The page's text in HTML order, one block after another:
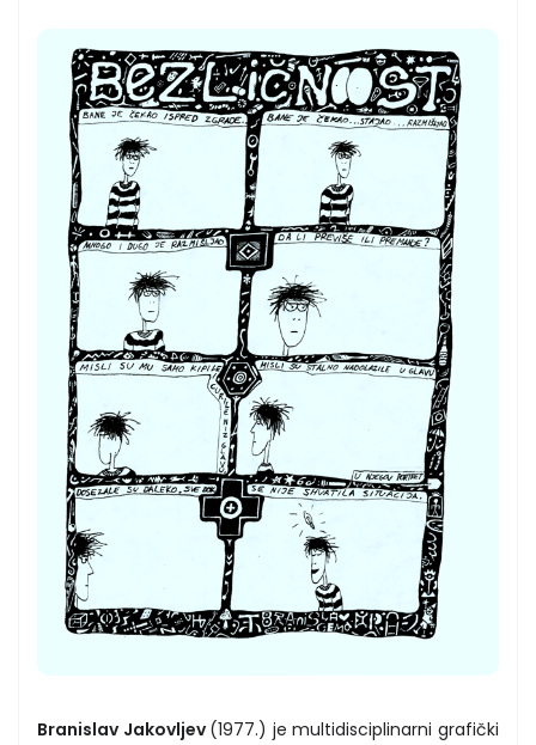
Branislav Jakovljev (1977.) je multidisciplinarni grafički